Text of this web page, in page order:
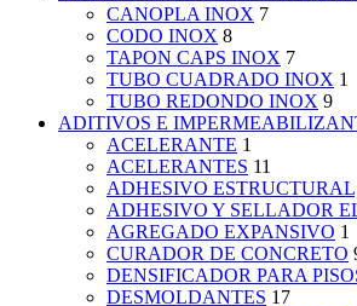
CANOPLA INOX 7
CODO INOX 8
TAPON CAPS INOX 7
TUBO CUADRADO INOX 1
TUBO REDONDO INOX 9
ADITIVOS E
ACELERANTE 1
ACELERANTES 11
ADHESIVO ESTRUCTURAL
ADHESIVO Y SELLADOR
AGREGADO EXPANSIVO 1
CURADOR DE CONCRETO
DENSIFICADOR PARA
DESMOLDANTES 17